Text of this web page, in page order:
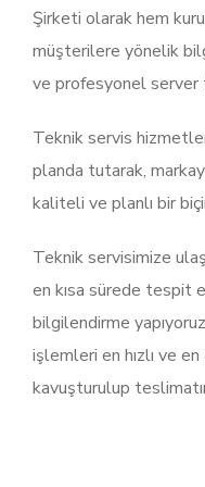
Şirketi olarak hem
müşterilere yönelik
ve profesyonel server
Teknik servis
planda tutarak,
kaliteli ve planlı bir
Teknik servisimize
en kısa sürede tespit
bilgilendirme
işlemleri en hızlı ve
kavuşturulup